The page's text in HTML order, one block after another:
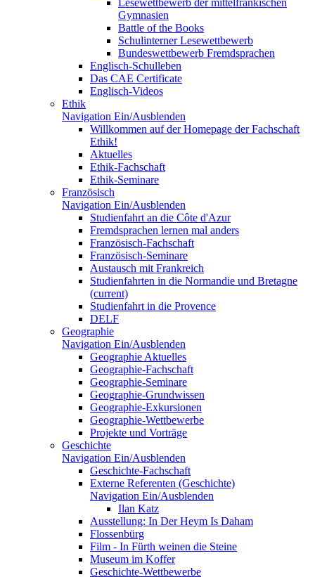
Lesewettbewerb der mittelfränkischen
Gymnasien
Battle of the Books
Schulinterner Lesewettbewerb
Bundeswettbewerb Fremdsprachen
Englisch-Schulleben
Das CAE Certificate
Englisch-Videos
Ethik
Navigation Ein/Ausblenden
Willkommen auf der Homepage der Fachschaft
Ethik!
Aktuelles
Ethik-Fachschaft
Ethik-Seminare
Französisch
Navigation Ein/Ausblenden
Studienfahrt an die Côte d'Azur
Fremdsprachen lernen mal anders
Französisch-Fachschaft
Französisch-Seminare
Austausch mit Frankreich
Studienfahrten in die Normandie und Bretagne
(current)
Studienfahrt in die Provence
DELF
Geographie
Navigation Ein/Ausblenden
Geographie Aktuelles
Geographie-Fachschaft
Geographie-Seminare
Geographie-Grundwissen
Geographie-Exkursionen
Geographie-Wettbewerbe
Projekte und Vorträge
Geschichte
Navigation Ein/Ausblenden
Geschichte-Fachschaft
Externe Referenten (Geschichte)
Navigation Ein/Ausblenden
Ilan Katz
Ausstellung: In Der Heym Is Daham
Flossenbürg
Film - In Fürth weinen die Steine
Museum im Koffer
Geschichte-Wettbewerbe